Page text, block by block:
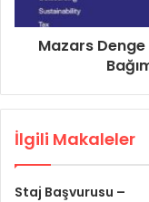
Mazars
İlgili Makaleler
Staj Başvurusu –